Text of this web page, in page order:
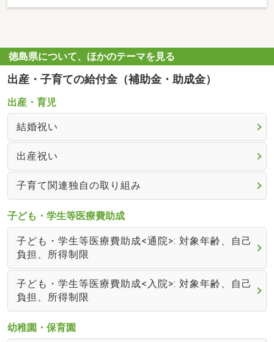
徳島県について、ほかのテーマを見る
出産・子育ての給付金（補助金・助成金）
出産・育児
結婚祝い
出産祝い
子育て関連独自の取り組み
子ども・学生等医療費助成
子ども・学生等医療費助成<通院>: 対象年齢、自己
負担、所得制限
子ども・学生等医療費助成<入院>: 対象年齢、自己
負担、所得制限
幼稚園・保育園